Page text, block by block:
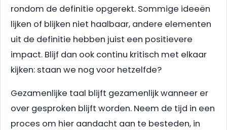
rondom de definitie opgerekt. Sommige ideeën
lijken of blijken niet haalbaar, andere elementen
uit de definitie hebben juist een positievere
impact. Blijf dan ook continu kritisch met elkaar
kijken: staan we nog voor hetzelfde?
Gezamenlijke taal blijft gezamenlijk wanneer er
over gesproken blijft worden. Neem de tijd in een
proces om hier aandacht aan te besteden, in